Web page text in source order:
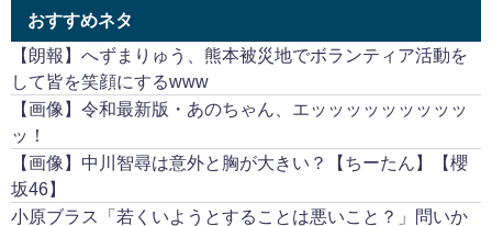
おすすめネタ
【朗報】へずまりゅう、熊本被災地でボランティア活動を
して皆を笑顔にするwww
【画像】令和最新版・あのちゃん、エッッッッッッッッッ
ッ！
【画像】中川智尋は意外と胸が大きい？【ちーたん】【櫻
坂46】
小原ブラス「若くいようとすることは悪いこと？」問いか